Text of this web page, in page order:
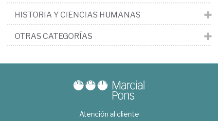
HISTORIA Y CIENCIAS HUMANAS
OTRAS CATEGORÍAS
Atención al cliente